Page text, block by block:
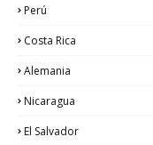
Perú
Costa Rica
Alemania
Nicaragua
El Salvador